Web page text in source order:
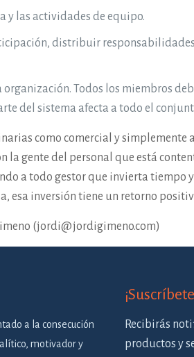
y las actividades de equipo.
distribuir
Todos los miembros
del sistema afecta a todo el
como comercial y simplemente
la gente del personal que está
a todo gestor que invierta tiempo
esa inversión tiene un retorno
(jordi@jordigimeno.com)
a la consecución
motivador y
Recibirás
productos y